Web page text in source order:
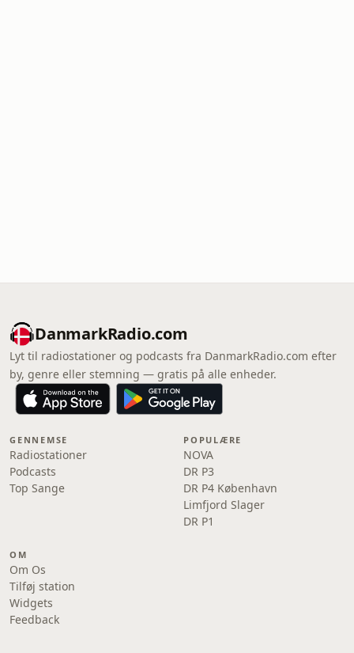
DanmarkRadio.com
Lyt til radiostationer og podcasts fra DanmarkRadio.com efter
by, genre eller stemning — gratis på alle enheder.
GENNEMSE
Radiostationer
Podcasts
Top Sange
POPULÆRE
NOVA
DR P3
DR P4 København
Limfjord Slager
DR P1
OM
Om Os
Tilføj station
Widgets
Feedback